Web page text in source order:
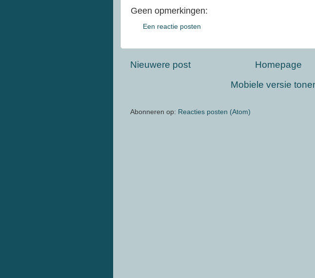
Geen opmerkingen:
Een reactie posten
Nieuwere post
Homepage
Mobiele versie
Abonneren op: Reacties posten (Atom)